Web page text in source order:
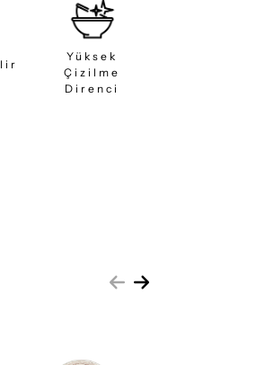
Yüksek
Çizilme
Direnci